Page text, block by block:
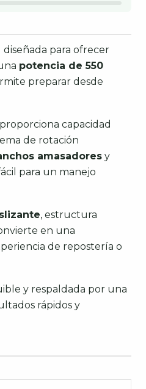
para ofrecer
potencia de 550
preparar desde
proporciona capacidad
de rotación
amasadores y
para un manejo
, estructura
en una
de repostería o
y respaldada por una
rápidos y